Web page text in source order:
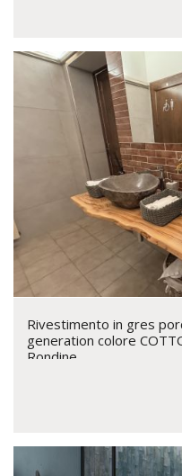
Rivestimento in gres
generation colore
Rondine